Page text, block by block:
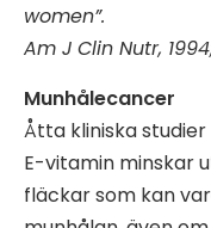
women”.
Am J Clin Nutr,
Munhålecancer
Åtta kliniska
E-vitamin minskar
fläckar som kan